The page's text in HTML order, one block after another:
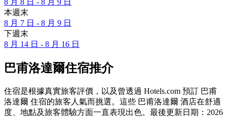
8 月 8 日 - 8 月 9 日
本週末
8 月 7 日 - 8 月 9 日
下週末
8 月 14 日 - 8 月 16 日
巴甫洛達爾住宿推介
住宿是根據真實旅客評價，以及曾透過 Hotels.com 預訂 巴甫
洛達爾 住宿的旅客人氣而挑選。這些 巴甫洛達爾 酒店在舒適
度、地點及旅客體驗方面一直表現出色。最後更新日期： 2026